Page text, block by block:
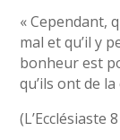
« Cependant,
mal et qu’il y
bonheur est
qu’ils ont de
(L’Ecclésiaste